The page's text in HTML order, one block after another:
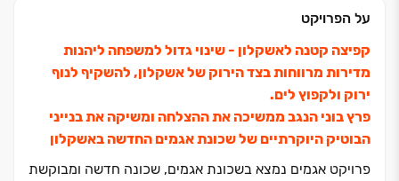
על הפרויקט
קפיצה קטנה לאשקלון ‏- שינוי גדול למשפחה ליהנות
מדירות מרווחות בצד הירוק של אשקלון, להשקיף לנוף
ירוק ולקפוץ לים.
פרץ בוני הנגב ממשיכה את ההצלחה ומשיקה את בנייני
הבוטיק היוקרתיים של שכונת אגמים החדשה באשקלון
פרויקט אגמים נמצא בשכונת אגמים, שכונה חדשה ומבוקשת